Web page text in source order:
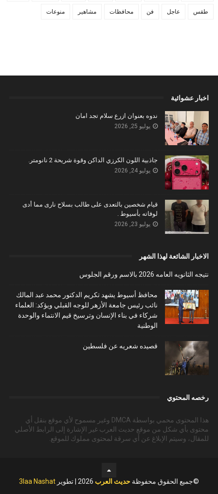
طقس عاجل فن محافظات مشاهير منوعات
اخبار عشوائية
ندوه بعنوان ازرع سلام تجد امان
يوليو 25, 2026
جاذبية اللون الكرزي الداكن وقوة شريحة 2 نانومتر.
يوليو 24, 2026
قيام شخصين بالتعدى على طالب بسلاح نارى مما أدى
لوفاته بأسيوط .
يوليو 23, 2026
الاخبار الشائعة لهذا الشهر
نتيجه الثانويه العامه 2026 بالاسم ورقم الجلوس
محافظ أسيوط يشهد تكريم الدكتور محمد عبد المالك
نائب رئيس جامعة الأزهر للوجه القبلي ويؤكد: العلماء
شركاء في بناء الإنسان وترسيخ قيم الانتماء والوحدة
الوطنية
قصيده شعريه عن فلسطين
رخصه المحتوي
هذا المحتوى محمي بواسطة DMCA وغير مسموح لأي موقع بنقل أي
محتوى بأي شكل من موقع حديث العرب غير الإشارة إلى الرابط الأصلي
للمقال، وسيتم الإبلاغ عن أي سرقة لمحتوى مملوك للموقع.
©جميع الحقوق محفوظة حديث العرب 2026 | تطوير 3laa Nashat